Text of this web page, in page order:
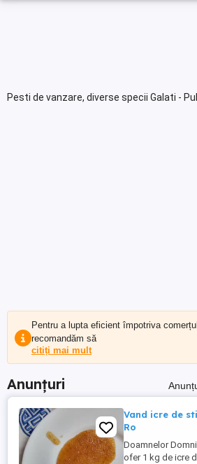
Pesti de vanzare, diverse specii Galati -
Pentru a lupta eficient împotriva
recomandăm să
citiți mai mult
Anunțuri
Vand icre de
Ro
Doamnelor
ofer 1 kg de icre